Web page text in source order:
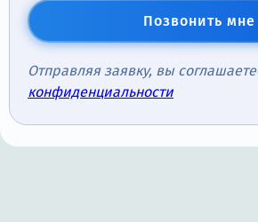
Позвонить мне
Отправляя заявку, вы
конфиденциальности